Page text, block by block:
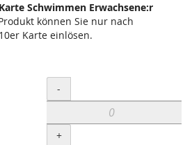
Schwimmen Erwachsene:r
können Sie nur nach
Karte einlösen.
Menge
-
+